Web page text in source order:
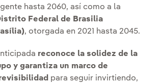
hasta 2060, así como a la
Federal de Brasilia
, otorgada en 2021 hasta 2045.
reconoce la solidez de la
y garantiza un marco de
para seguir invirtiendo,